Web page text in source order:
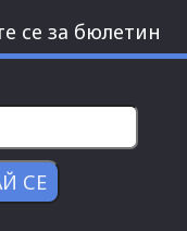
се за бюлетин